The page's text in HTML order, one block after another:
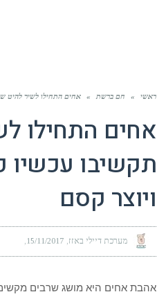
ראשי » חם ברשת » אחים התחילו לשיר להיט
אחים התחילו
תקשיבו
ויוצר קסם
מערכת דיילי באזז 15/11/2017
אהבת אחים היא מושג שרבים מקשים